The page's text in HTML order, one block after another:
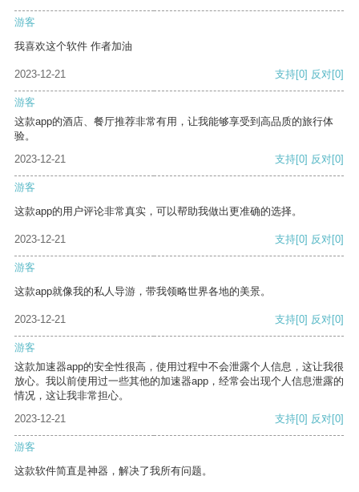
游客
我喜欢这个软件 作者加油
2023-12-21 支持[0] 反对[0]
游客
这款app的酒店、餐厅推荐非常有用，让我能够享受到高品质的旅行体
验。
2023-12-21
支持[0] 反对[0]
游客
这款app的用户评论非常真实，可以帮助我做出更准确的选择。
2023-12-21 支持[0] 反对[0]
游客
这款app就像我的私人导游，带我领略世界各地的美景。
2023-12-21 支持[0] 反对[0]
游客
这款加速器app的安全性很高，使用过程中不会泄露个人信息，这让我很
放心。我以前使用过一些其他的加速器app，经常会出现个人信息泄露的
情况，这让我非常担心。
2023-12-21
支持[0] 反对[0]
游客
这款软件简直是神器，解决了我所有问题。